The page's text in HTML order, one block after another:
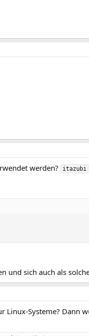
werden? itazubi
und sich auch als
Systeme? Dann